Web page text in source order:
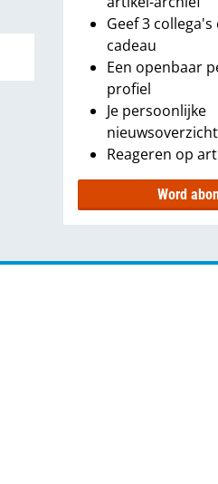
Geef 3
cadeau
Een openbaar
profiel
Je persoonlijke
Reageren op
Word